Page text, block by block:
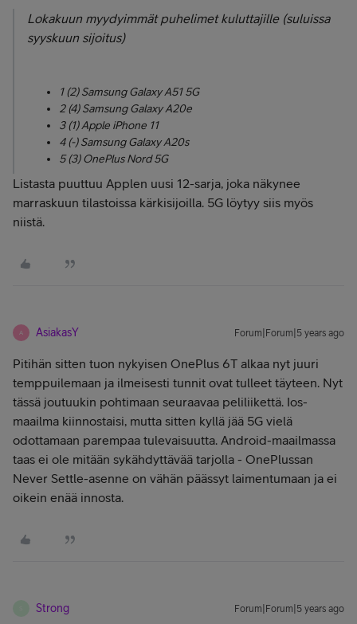
Lokakuun myydyimmät puhelimet kuluttajille (suluissa
syyskuun sijoitus)
1 (2) Samsung Galaxy A51 5G
2 (4) Samsung Galaxy A20e
3 (1) Apple iPhone 11
4 (-) Samsung Galaxy A20s
5 (3) OnePlus Nord 5G
Listasta puuttuu Applen uusi 12-sarja, joka näkynee
marraskuun tilastoissa kärkisijoilla. 5G löytyy siis myös
niistä.
A AsiakasY Forum|Forum|5 years ago
Pitihän sitten tuon nykyisen OnePlus 6T alkaa nyt juuri
temppuilemaan ja ilmeisesti tunnit ovat tulleet täyteen. Nyt
tässä joutuukin pohtimaan seuraavaa peliliikettä. Ios-
maailma kiinnostaisi, mutta sitten kyllä jää 5G vielä
odottamaan parempaa tulevaisuutta. Android-maailmassa
taas ei ole mitään sykähdyttävää tarjolla - OnePlussan
Never Settle-asenne on vähän päässyt laimentumaan ja ei
oikein enää innosta.
Strong Forum|Forum|5 years ago